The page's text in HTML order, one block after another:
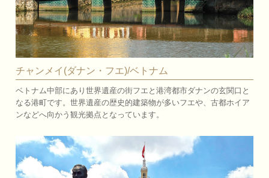
チャンメイ(ダナン・フエ)/ベトナム
ベトナム中部にあり世界遺産の街フエと港湾都市ダナンの玄関口と
なる港町です。世界遺産の歴史的建築物が多いフエや、古都ホイア
ンなどへ向かう観光拠点となっています。